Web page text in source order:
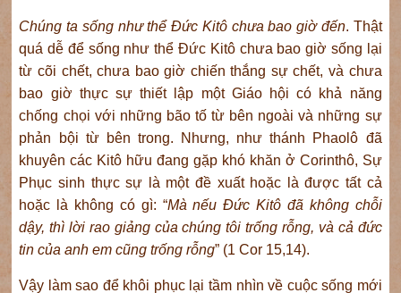
Chúng ta sống như thể Đức Kitô chưa bao giờ đến. Thật
quá dễ để sống như thể Đức Kitô chưa bao giờ sống lại
từ cõi chết, chưa bao giờ chiến thắng sự chết, và chưa
bao giờ thực sự thiết lập một Giáo hội có khả năng
chống chọi với những bão tố từ bên ngoài và những sự
phản bội từ bên trong. Nhưng, như thánh Phaolô đã
khuyên các Kitô hữu đang gặp khó khăn ở Corinthô, Sự
Phục sinh thực sự là một đề xuất hoặc là được tất cả
hoặc là không có gì: “Mà nếu Ðức Kitô đã không chỗi
dậy, thì lời rao giảng của chúng tôi trống rỗng, và cả đức
tin của anh em cũng trống rỗng” (1 Cor 15,14).
Vậy làm sao để khôi phục lại tầm nhìn về cuộc sống mới